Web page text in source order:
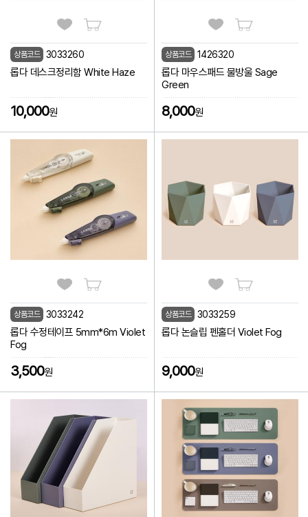
상품코드 3033260
롭다 데스크정리함 White Haze
10,000원
상품코드 1426320
롭다 마우스패드 물방울 Sage
Green
8,000원
상품코드 3033242
롭다 수정테이프 5mm*6m Violet
Fog
3,500원
상품코드 3033259
롭다 논슬립 펜홀더 Violet Fog
9,000원